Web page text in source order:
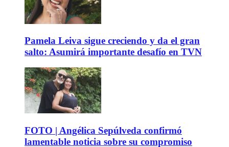
Pamela Leiva sigue creciendo y da el gran
salto: Asumirá importante desafío en TVN
FOTO | Angélica Sepúlveda confirmó
lamentable noticia sobre su compromiso